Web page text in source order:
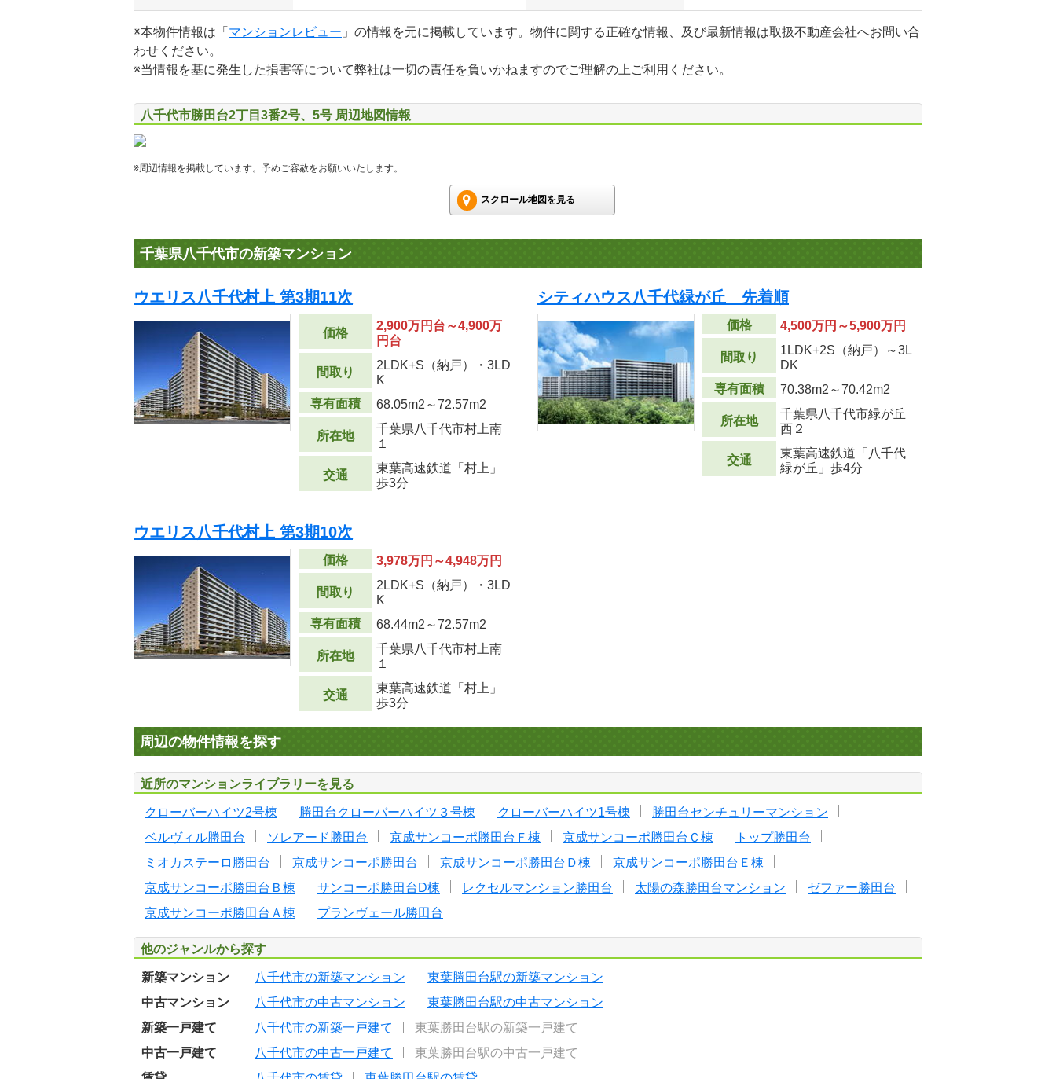
※本物件情報は「 マンションレビュー 」の情報を元に掲載しています。物件に関する正確な情報、及び最新情報は取扱不動産会社へお問い合
わせください。
※当情報を基に発生した損害等について弊社は一切の責任を負いかねますのでご理解の上ご利用ください。
八千代市勝田台2丁目3番2号、5号 周辺地図情報
※周辺情報を掲載しています。予めご容赦をお願いいたします。
スクロール地図を見る
千葉県八千代市の新築マンション
ウエリス八千代村上 第3期11次
価格
2,900万円台～4,900万
円台
間取り
2LDK+S（納戸）・3LD
K
専有面積
68.05m2 ～72.57m2
所在地
千葉県八千代市村上南
１
交通
東葉高速鉄道「村上」
歩3分
シティハウス八千代緑が丘 先着順
価格 4,500万円～5,900万円
間取り
1LDK+2S（納戸）～3L
DK
専有面積
70.38m2 ～70.42m2
所在地
千葉県八千代市緑が丘
西２
交通
東葉高速鉄道「八千代
緑が丘」歩4分
ウエリス八千代村上 第3期10次
価格 3,978万円～4,948万円
間取り
2LDK+S（納戸）・3LD
K
専有面積
68.44m2 ～72.57m2
所在地
千葉県八千代市村上南
１
交通
東葉高速鉄道「村上」
歩3分
周辺の物件情報を探す
近所のマンションライブラリーを見る
クローバーハイツ2号棟 勝田台クローバーハイツ３号棟 クローバーハイツ1号棟
勝田台センチュリーマンション
ベルヴィル勝田台
ソレアード勝田台 京成サンコーポ勝田台Ｆ棟 京成サンコーポ勝田台Ｃ棟
トップ勝田台
ミオカステーロ勝田台
京成サンコーポ勝田台 京成サンコーポ勝田台Ｄ棟
京成サンコーポ勝田台Ｅ棟
京成サンコーポ勝田台Ｂ棟
サンコーポ勝田台D棟 レクセルマンション勝田台 太陽の森勝田台マンション
ゼファー勝田台
京成サンコーポ勝田台Ａ棟
プランヴェール勝田台
他のジャンルから探す
新築マンション 八千代市の新築マンション
東葉勝田台駅の新築マンション
中古マンション
八千代市の中古マンション
東葉勝田台駅の中古マンション
新築一戸建て
八千代市の新築一戸建て
東葉勝田台駅の新築一戸建て
中古一戸建て
八千代市の中古一戸建て
東葉勝田台駅の中古一戸建て